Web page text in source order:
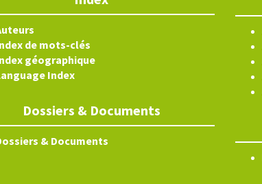
de mots-clés
géographique
Index
Dossiers & Documents
& Documents